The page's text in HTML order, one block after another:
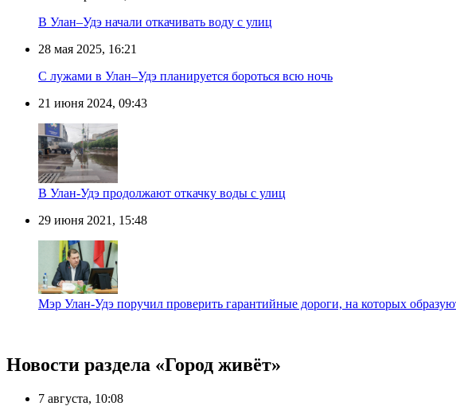
В Улан–Удэ начали откачивать воду с улиц
28 мая 2025, 16:21
С лужами в Улан–Удэ планируется бороться всю ночь
21 июня 2024, 09:43
В Улан-Удэ продолжают откачку воды с улиц
29 июня 2021, 15:48
Мэр Улан-Удэ поручил проверить гарантийные дороги, на которых
Новости раздела «Город живёт»
7 августа, 10:08